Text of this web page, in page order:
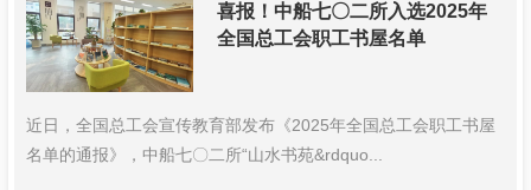
喜报！中船七〇二所入选2025年
全国总工会职工书屋名单
近日，全国总工会宣传教育部发布《2025年全国总工会职工书屋
名单的通报》，中船七〇二所“山水书苑&rdquo...